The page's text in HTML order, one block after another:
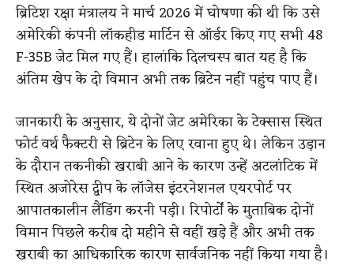
ब्रिटिश रक्षा मंत्रालय ने मार्च 2026 में घोषणा की थी कि उसे
अमेरिकी कंपनी लॉकहीड मार्टिन से ऑर्डर किए गए सभी 48
F-35B जेट मिल गए हैं। हालांकि दिलचस्प बात यह है कि
अंतिम खेप के दो विमान अभी तक ब्रिटेन नहीं पहुंच पाए हैं।
जानकारी के अनुसार, ये दोनों जेट अमेरिका के टेक्सास स्थित
फोर्ट वर्थ फैक्टरी से ब्रिटेन के लिए रवाना हुए थे। लेकिन उड़ान
के दौरान तकनीकी खराबी आने के कारण उन्हें अटलांटिक में
स्थित अजोरेस द्वीप के लॉजेस इंटरनेशनल एयरपोर्ट पर
आपातकालीन लैंडिंग करनी पड़ी। रिपोर्टों के मुताबिक दोनों
विमान पिछले करीब दो महीने से वहीं खड़े हैं और अभी तक
खराबी का आधिकारिक कारण सार्वजनिक नहीं किया गया है।